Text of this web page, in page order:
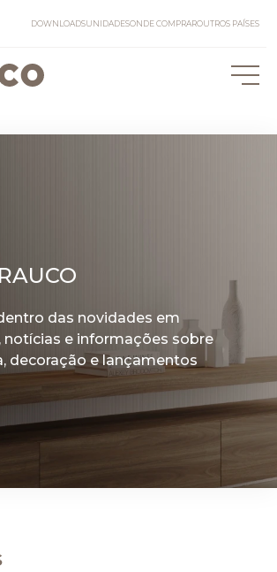
DOWNLOADSUNIDADESONDE COMPRAROUTROS PAÍSES
das novidades em
notícias e informações sobre
decoração e lançamentos